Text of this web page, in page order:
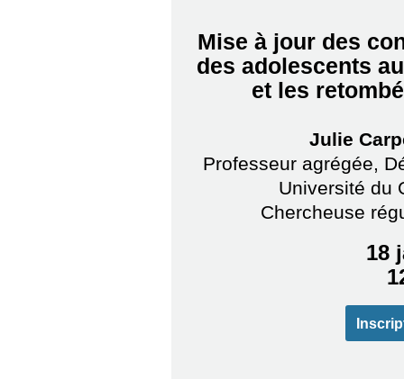
Mise à jour des
des adolescents
et les
Julie
Professeur agrégée,
Université du
Chercheuse
18